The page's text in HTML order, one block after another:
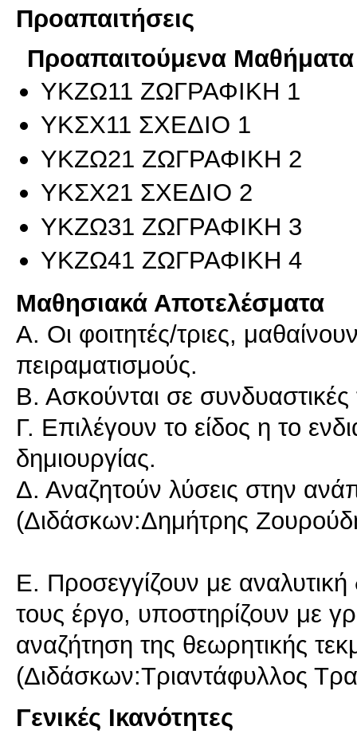
Προαπαιτήσεις
Προαπαιτούμενα Μαθήματα
ΥΚΖΩ11 ΖΩΓΡΑΦΙΚΗ 1
ΥΚΣΧ11 ΣΧΕΔΙΟ 1
ΥΚΖΩ21 ΖΩΓΡΑΦΙΚΗ 2
ΥΚΣΧ21 ΣΧΕΔΙΟ 2
ΥΚΖΩ31 ΖΩΓΡΑΦΙΚΗ 3
ΥΚΖΩ41 ΖΩΓΡΑΦΙΚΗ 4
Μαθησιακά Αποτελέσματα
Α. Οι φοιτητές/τριες,
πειραματισμούς.
Β. Ασκούνται σε συνδυαστικές
Γ. Επιλέγουν το είδος η το
δημιουργίας.
Δ. Αναζητούν λύσεις στην
(Διδάσκων:Δημήτρης
Ε. Προσεγγίζουν με
τους έργο, υποστηρίζουν με
αναζήτηση της θεωρητικής
(Διδάσκων:Τριαντάφυλλος
Γενικές Ικανότητες